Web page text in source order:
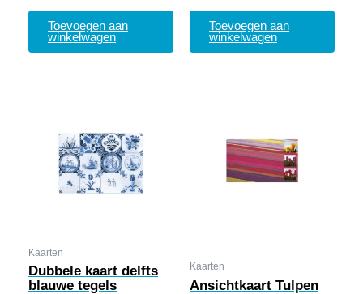
Toevoegen aan
winkelwagen
Toevoegen aan
winkelwagen
Kaarten
Dubbele kaart delfts
blauwe tegels
Kaarten
Ansichtkaart Tulpen